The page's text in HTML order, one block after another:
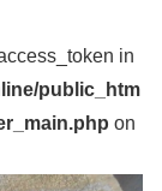
in
public_htm
on